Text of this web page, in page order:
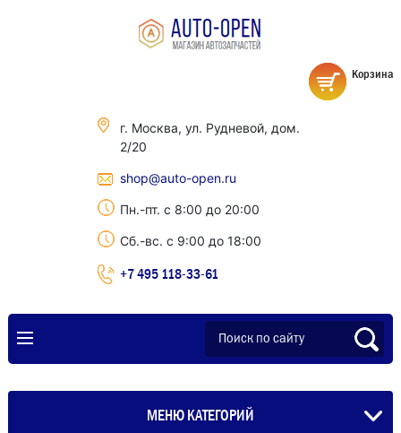
г. Москва, ул. Рудневой, дом.
2/20
shop@auto-open.ru
Пн.-пт. с 8:00 до 20:00
Сб.-вс. с 9:00 до 18:00
+7 495 118-33-61
Корзина
МЕНЮ КАТЕГОРИЙ